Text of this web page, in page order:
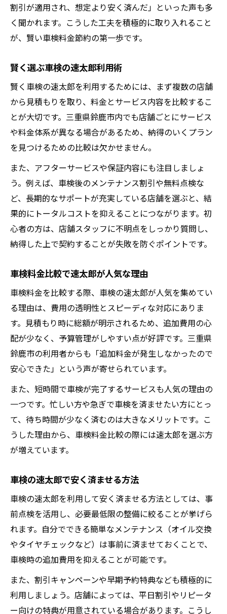
車検の速太郎で納得できる選択を実現
車検料金と速太郎で比較するポイント
車検の速太郎で料金と利便性を両立
車検料金の節約と速太郎の便利さを比較
速太郎で効率よく車検を受ける方法
車検料金と速太郎の利便性を意識した選択
速太郎で時間も費用も節約できる理由
割引が適用され、想定より安く済んだ」といった声も多
く聞かれます。こうした工夫を積極的に取り入れること
が、賢い車検料金節約の第一歩です。
賢く選ぶ車検の速太郎利用術
賢く車検の速太郎を利用するためには、まず複数の店舗
から見積もりを取り、料金とサービス内容を比較するこ
とが大切です。三重県鈴鹿市内でも店舗ごとにサービス
や料金体系が異なる場合があるため、納得のいくプラン
を見つけるための比較は欠かせません。
また、アフターサービスや保証内容にも注目しましょ
う。例えば、車検後のメンテナンス割引や無料点検な
ど、長期的なサポートが充実している店舗を選ぶと、結
果的にトータルコストを抑えることにつながります。初
心者の方は、店舗スタッフに不明点をしっかり質問し、
納得した上で契約することが失敗を防ぐポイントです。
車検料金比較で速太郎が人気な理由
車検料金を比較する際、車検の速太郎が人気を集めてい
る理由は、費用の透明性とスピーディな対応にありま
す。見積もり時に総額が明示されるため、追加費用の心
配が少なく、予算管理がしやすい点が好評です。三重県
鈴鹿市の利用者からも「追加料金が発生しなかったので
安心できた」という声が寄せられています。
また、短時間で車検が完了するサービスも人気の理由の
一つです。忙しい方や急ぎで車検を済ませたい方にとっ
て、待ち時間が少なく済むのは大きなメリットです。こ
うした理由から、車検料金比較の際には速太郎を選ぶ方
が増えています。
車検の速太郎で安く済ませる方法
車検の速太郎を利用して安く済ませる方法としては、事
前点検を活用し、必要最低限の整備に絞ることが挙げら
れます。自分でできる簡単なメンテナンス（オイル交換
やタイヤチェックなど）は事前に済ませておくことで、
車検時の追加費用を抑えることが可能です。
また、割引キャンペーンや早期予約特典なども積極的に
利用しましょう。店舗によっては、平日割引やリピータ
ー向けの特典が用意されている場合があります。こうし